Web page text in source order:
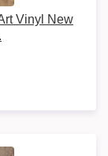
Vinyl New